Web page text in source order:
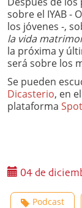
sobre el IYAB -
los jóvenes -,
la vida
la próxima y
será sobre los
Se pueden
Dicasterio, en el
plataforma
04 de
Podcast